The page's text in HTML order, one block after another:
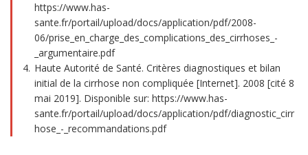
https://www.has-
sante.fr/portail/upload/docs/application/pdf/2008-
06/prise_en_charge_des_complications_des_cirrhoses_-
_argumentaire.pdf
Haute Autorité de Santé. Critères diagnostiques et bilan
initial de la cirrhose non compliquée [Internet]. 2008 [cité 8
mai 2019]. Disponible sur: https://www.has-
sante.fr/portail/upload/docs/application/pdf/diagnostic_cirr
hose_-_recommandations.pdf